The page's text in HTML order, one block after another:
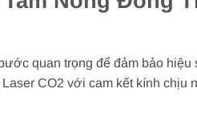
quan trọng để đảm bảo hiệu
CO2 với cam kết kính chịu